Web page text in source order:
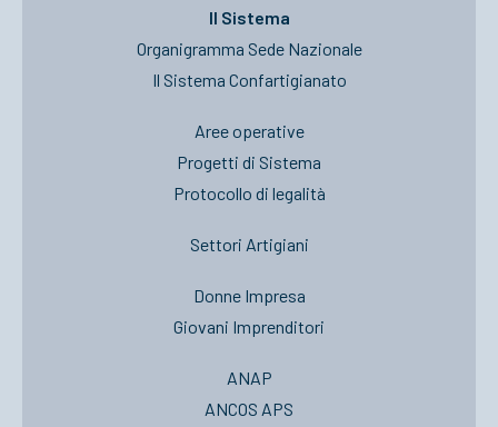
Il Sistema
Organigramma Sede Nazionale
Il Sistema Confartigianato
Aree operative
Progetti di Sistema
Protocollo di legalità
Settori Artigiani
Donne Impresa
Giovani Imprenditori
ANAP
ANCOS APS